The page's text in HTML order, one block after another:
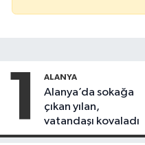
1 ALANYA
Alanya’da sokağa
çıkan yılan,
vatandaşı kovaladı